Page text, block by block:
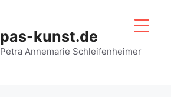
pas-kunst.de
Petra Annemarie Schleifenheimer